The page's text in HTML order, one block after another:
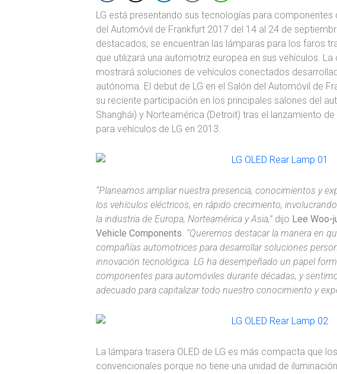
LG está presentando sus tecnologías para componentes
del Automóvil de Frankfurt 2017 del 14 al 24 de
destacados, se encuentran las lámparas para los faros
que utilizará una automotriz europea en sus vehículos.
mostrará soluciones de vehículos conectados
autónoma. El debut de LG en el Salón del Automóvil de
su reciente participación en los principales salones del
Shanghái) y Norteamérica (Detroit) tras el lanzamiento
para vehículos de LG en 2013.
“Planeamos ampliar nuestra presencia, conocimientos y
los vehículos eléctricos, en rápido crecimiento,
la industria de Europa, Norteamérica y Asia,” dijo Lee Woo-
Vehicle Components. “Queremos destacar la manera en
compañías automotrices para desarrollar soluciones
innovación tecnológica. LG ha desempeñado un papel
componentes para automóviles durante décadas, y
adecuado para capitalizar todo nuestro conocimiento y
La lámpara trasera OLED de LG es más compacta que
convencionales porque no tiene una unidad de